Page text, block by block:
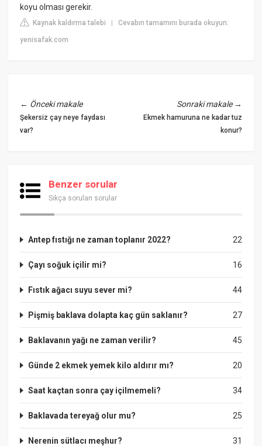
koyu olması gerekir.
Kaynak kaldırma talebi |Cevabın tamamını burada okuyun:
yenisafak.com
← Önceki makale
Şekersiz çay neye faydası
var?
Sonraki makale→
Ekmek hamuruna ne kadar tuz
konur?
Benzer sorular
Sıkça sorulan sorular
22
Antep fıstığı ne zaman toplanır 2022?
16
Çayı soğuk içilir mi?
44
Fıstık ağacı suyu sever mi?
27
Pişmiş baklava dolapta kaç gün saklanır?
45
Baklavanın yağı ne zaman verilir?
20
Günde 2 ekmek yemek kilo aldırır mı?
34
Saat kaçtan sonra çay içilmemeli?
25
Baklavada tereyağ olur mu?
31
Nerenin sütlacı meşhur?